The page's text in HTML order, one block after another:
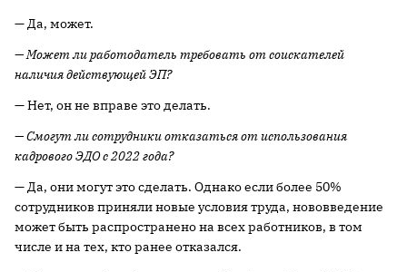
— Да, может.
— Может ли работодатель требовать от соискателей
наличия действующей ЭП?
— Нет, он не вправе это делать.
— Смогут ли сотрудники отказаться от использования
кадрового ЭДО с 2022 года?
— Да, они могут это сделать. Однако если более 50%
сотрудников приняли новые условия труда, нововведение
может быть распространено на всех работников, в том
числе и на тех, кто ранее отказался.